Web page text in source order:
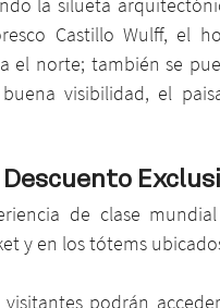
Castillo Wulff, el
el norte; también se
visibilidad, el
de clase
y en los tótems
podrán